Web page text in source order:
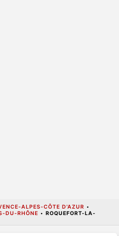
ALPES-CÔTE D'AZUR •
DU-RHÔNE • ROQUEFORT-LA-